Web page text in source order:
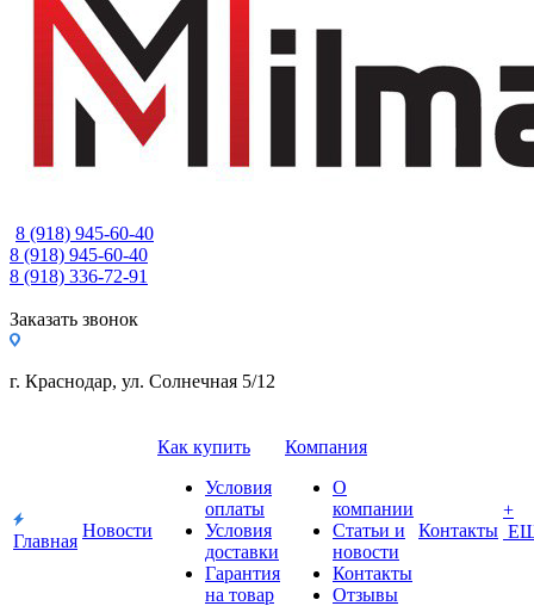
8 (918) 945-60-40
8 (918) 945-60-40
8 (918) 336-72-91
Заказать звонок
г. Краснодар, ул. Солнечная 5/12
Главная
Новости
Как купить
Условия
оплаты
Условия
доставки
Гарантия
на товар
Компания
О
компании
Статьи и
новости
Контакты
Отзывы
Контакты
+